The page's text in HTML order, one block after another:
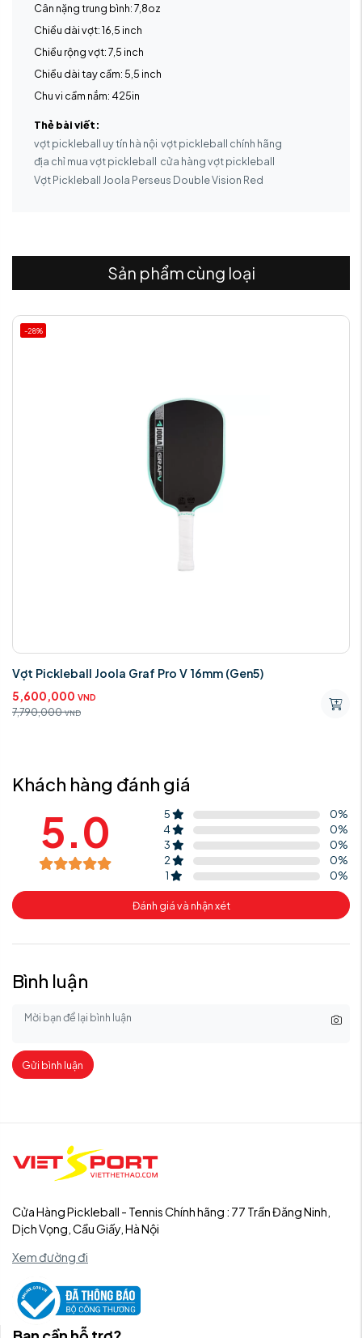
Cân nặng trung bình: 7,8oz
Chiều dài vợt: 16,5 inch
Chiều rộng vợt: 7,5 inch
Chiều dài tay cầm: 5,5 inch
Chu vi cầm nắm: 425in
Thẻ bài viết:
vợt pickleball uy tín hà nội vợt pickleball chính hãng
địa chỉ mua vợt pickleball cửa hàng vợt pickleball
Vợt Pickleball Joola Perseus Double Vision Red
Sản phẩm cùng loại
-28%
Vợt Pickleball Joola Graf Pro V 16mm (Gen5)
5,600,000 VND
7,790,000 VND
Khách hàng đánh giá
5.0 5 0%
4
0%
3
0%
2
0%
1
0%
Đánh giá và nhận xét
Bình luận
Gửi bình luận
Cửa Hàng Pickleball - Tennis Chính hãng : 77 Trần Đăng Ninh,
Dịch Vọng, Cầu Giấy, Hà Nội
Xem đường đi